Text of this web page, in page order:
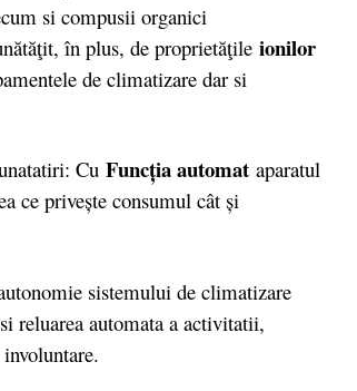
si compusii organici
t, în plus, de proprietăţile ionilor
de climatizare dar si
Cu Funcţia automat aparatul
ce priveşte consumul cât şi
sistemului de climatizare
reluarea automata a activitatii,